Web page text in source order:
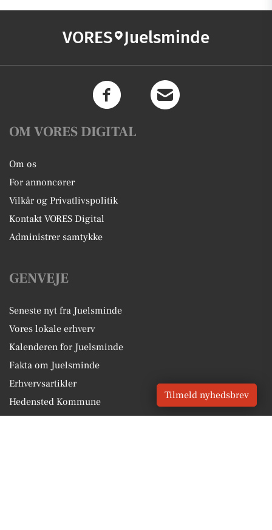
VORES Juelsminde
OM VORES DIGITAL
Om os
For annoncører
Vilkår og Privatlivspolitik
Kontakt VORES Digital
Administrer samtykke
GENVEJE
Seneste nyt fra Juelsminde
Vores lokale erhverv
Kalenderen for Juelsminde
Fakta om Juelsminde
Erhvervsartikler
Hedensted Kommune
Tilmeld nyhedsbrev